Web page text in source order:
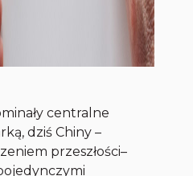
centralne
dziś Chiny –
przeszłości–